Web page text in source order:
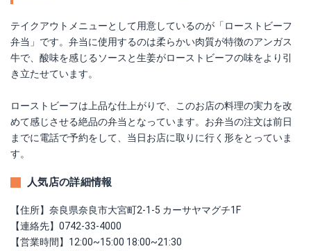
テイクアウトメニューとして用意しているのが「ローストビーフ
弁当」です。弁当に使用するのは柔らかい肉質が特徴のアンガス
牛で、酸味を感じるソースと生姜がローストビーフの味をより引
き立たせています。
ローストビーフは上品な仕上がりで、このお店の料理の実力を改
めて感じさせる絶品の弁当となっています。お弁当の注文は前日
までに電話で予約をして、当日お店に取りに行く形をとっていま
す。
人気店の詳細情報
【住所】奈良県奈良市大宮町2-1-5 カーサヤマグチ1F
【連絡先】0742-33-4000
【営業時間】12:00~15:00 18:00~21:30